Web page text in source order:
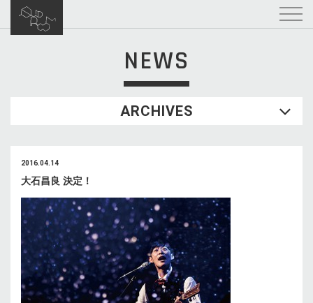
NEWS
ARCHIVES
2016.04.14
大石昌良 決定！